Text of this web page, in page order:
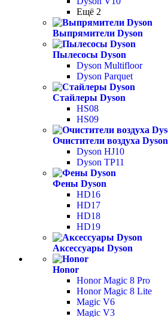
Ещё 2
Выпрямители Dyson
Пылесосы Dyson
Dyson Multifloor
Dyson Parquet
Стайлеры Dyson
HS08
HS09
Очистители воздуха Dyson
Dyson HJ10
Dyson TP11
Фены Dyson
HD16
HD17
HD18
HD19
Аксессуары Dyson
Honor
Honor Magic 8 Pro
Honor Magic 8 Lite
Magic V6
Magic V3